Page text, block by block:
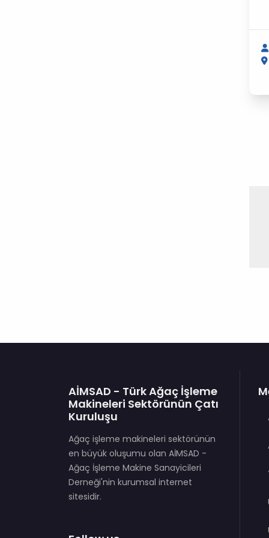
AİMSAD - Türk Ağaç İşleme
Makineleri Sektörünün Çatı
Kuruluşu
Ağaç işleme makineleri sektörünün
en büyük oluşumu olan AİMSAD -
Ağaç İşleme Makine Sanayicileri
Derneği'nin kurumsal internet
sitesidir.